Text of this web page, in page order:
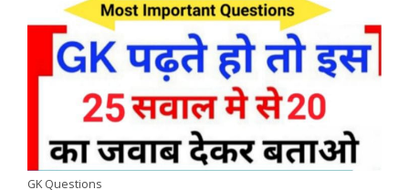
b
o
s
A
p
t
e
e
d
n
g
r
a
m
L
i
k
e
GK Questions